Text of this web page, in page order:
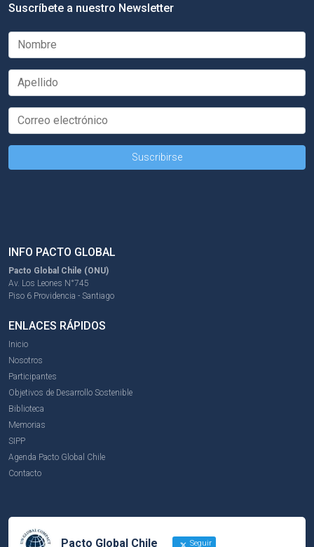
Suscríbete a nuestro Newsletter
INFO PACTO GLOBAL
Pacto Global Chile (ONU)
Av. Los Leones N°745
Piso 6 Providencia - Santiago
ENLACES RÁPIDOS
Inicio
Nosotros
Participantes
Objetivos de Desarrollo Sostenible
Biblioteca
Memorias
SIPP
Agenda Pacto Global Chile
Contacto
Pacto Global Chile Seguir